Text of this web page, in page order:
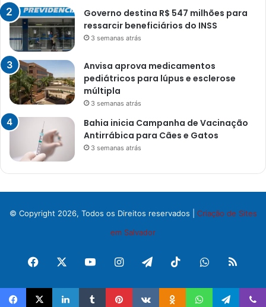
Governo destina R$ 547 milhões para
ressarcir beneficiários do INSS
3 semanas atrás
Anvisa aprova medicamentos
pediátricos para lúpus e esclerose
múltipla
3 semanas atrás
Bahia inicia Campanha de Vacinação
Antirrábica para Cães e Gatos
3 semanas atrás
© Copyright 2026, Todos os Direitos reservados | Criação de Sites
em Salvador
Facebook YouTubeInstagram
TelegramTikTokWhatsApp
RSS